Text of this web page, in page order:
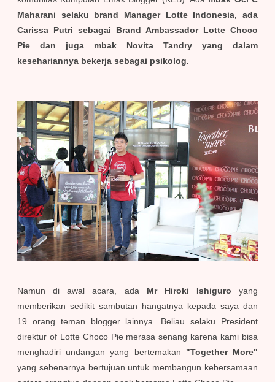
Maharani selaku brand Manager Lotte Indonesia, ada
Carissa Putri sebagai Brand Ambassador Lotte Choco
Pie dan juga mbak Novita Tandry yang dalam
kesehariannya bekerja sebagai psikolog.
Namun di awal acara, ada Mr Hiroki Ishiguro yang
memberikan sedikit sambutan hangatnya kepada saya dan
19 orang teman blogger lainnya. Beliau selaku President
direktur of Lotte Choco Pie merasa senang karena kami bisa
menghadiri undangan yang bertemakan "Together More"
yang sebenarnya bertujuan untuk membangun kebersamaan